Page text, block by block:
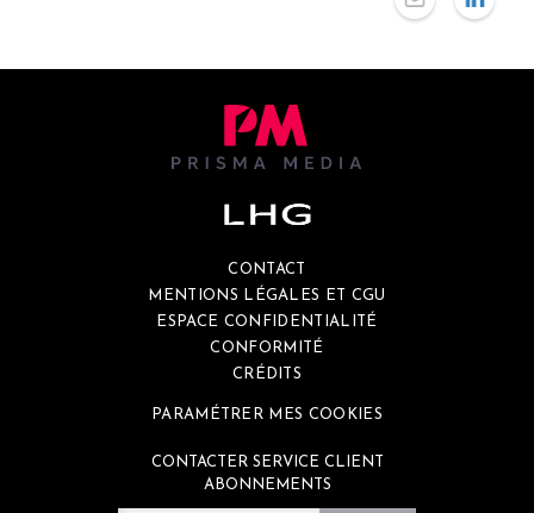
CONTACT
MENTIONS LÉGALES ET CGU
ESPACE CONFIDENTIALITÉ
CONFORMITÉ
CRÉDITS
PARAMÉTRER MES COOKIES
CONTACTER SERVICE CLIENT
ABONNEMENTS